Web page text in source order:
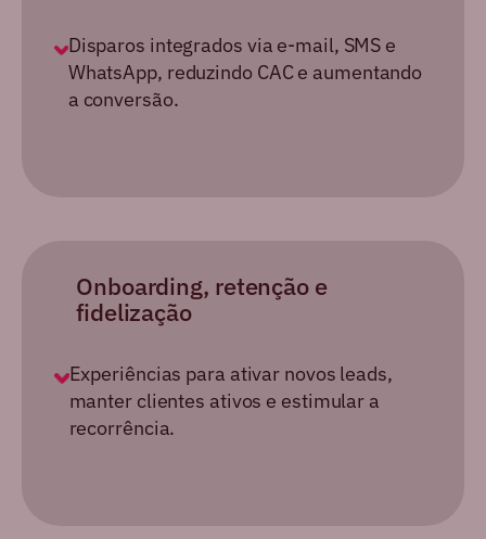
Disparos integrados via e-mail, SMS e
WhatsApp, reduzindo CAC e aumentando
a conversão.
Onboarding, retenção e
fidelização
Experiências para ativar novos leads,
manter clientes ativos e estimular a
recorrência.